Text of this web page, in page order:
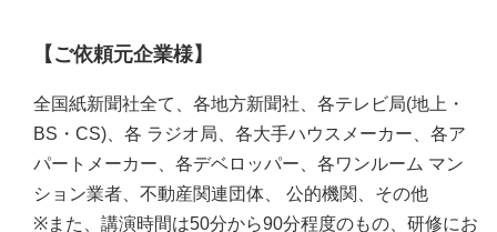
【ご依頼元企業様】
全国紙新聞社全て、各地方新聞社、各テレビ局(地上・
BS・CS)、各 ラジオ局、各大手ハウスメーカー、各ア
パートメーカー、各デベロッパー、各ワンルーム マン
ション業者、不動産関連団体、 公的機関、その他
※また、講演時間は50分から90分程度のもの、研修にお